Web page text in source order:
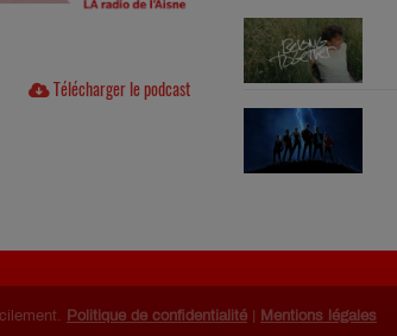
Télécharger le podcast
Politique de confidentialité Mentions légales